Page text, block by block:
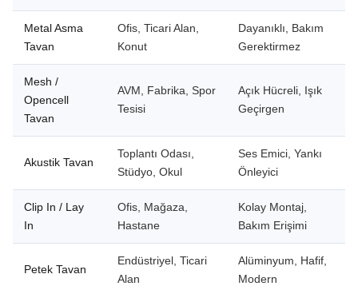
Metal Asma
Tavan
Ofis, Ticari Alan,
Konut
Dayanıklı, Bakım
Gerektirmez
Mesh /
Opencell
Tavan
AVM, Fabrika, Spor
Tesisi
Açık Hücreli, Işık
Geçirgen
Akustik Tavan
Toplantı Odası,
Stüdyo, Okul
Ses Emici, Yankı
Önleyici
Clip In / Lay
In
Ofis, Mağaza,
Hastane
Kolay Montaj,
Bakım Erişimi
Petek Tavan
Endüstriyel, Ticari
Alan
Alüminyum, Hafif,
Modern